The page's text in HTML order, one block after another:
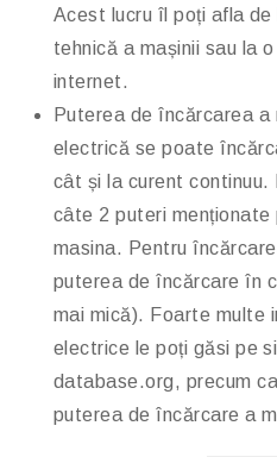
Acest lucru îl poți afla
tehnică a mașinii sau la
internet.
Puterea de încărcarea a
electrică se poate
cât și la curent
câte 2 puteri menționate
masina. Pentru
puterea de încărcare în
mai mică). Foarte multe
electrice le poți găsi pe
database.org, precum
puterea de încărcare a